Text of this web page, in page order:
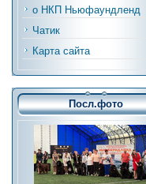
о НКП Ньюфаундленд
Чатик
Карта сайта
Посл.фото